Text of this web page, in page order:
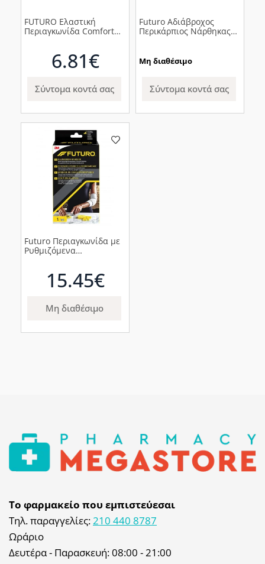
FUTURO Ελαστική
Περιαγκωνίδα Comfort
6.81€
Σύντομα κοντά σας
Futuro Αδιάβροχος
Περικάρπιος Νάρθηκας
Μη διαθέσιμο
Σύντομα κοντά σας
Futuro Περιαγκωνίδα με
Ρυθμιζόμενα
15.45€
Μη διαθέσιμο
Το φαρμακείο που εμπιστεύεσαι
Τηλ. παραγγελίες:210 440 8787
Ωράριο
Δευτέρα - Παρασκευή: 08:00 - 21:00